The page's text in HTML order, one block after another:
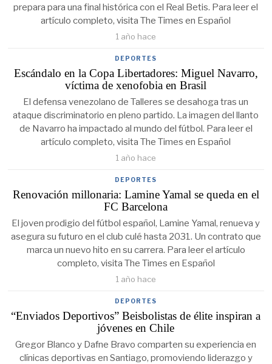
prepara para una final histórica con el Real Betis. Para leer el
artículo completo, visita The Times en Español
1 año hace
DEPORTES
Escándalo en la Copa Libertadores: Miguel Navarro,
víctima de xenofobia en Brasil
El defensa venezolano de Talleres se desahoga tras un
ataque discriminatorio en pleno partido. La imagen del llanto
de Navarro ha impactado al mundo del fútbol. Para leer el
artículo completo, visita The Times en Español
1 año hace
DEPORTES
Renovación millonaria: Lamine Yamal se queda en el
FC Barcelona
El joven prodigio del fútbol español, Lamine Yamal, renueva y
asegura su futuro en el club culé hasta 2031. Un contrato que
marca un nuevo hito en su carrera. Para leer el artículo
completo, visita The Times en Español
1 año hace
DEPORTES
“Enviados Deportivos” Beisbolistas de élite inspiran a
jóvenes en Chile
Gregor Blanco y Dafne Bravo comparten su experiencia en
clínicas deportivas en Santiago, promoviendo liderazgo y